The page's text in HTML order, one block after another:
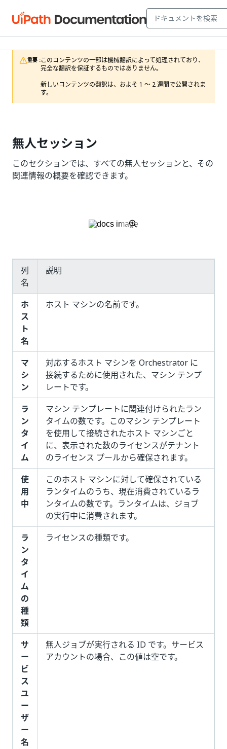
重要 :このコンテンツの一部は機械翻訳によって処理されており、
完全な翻訳を保証するものではありません。
新しいコンテンツの翻訳は、およそ 1 ～ 2 週間で公開されま
す。
無人セッション
このセクションでは、すべての無人セッションと、その
関連情報の概要を確認できます。
列
名
説明
ホ
ス
ト
名
ホスト マシンの名前です。
マ
シ
ン
対応するホスト マシンを Orchestrator に
接続するために使用された、マシン テンプ
レートです。
ラ
ン
タ
イ
ム
マシン テンプレートに関連付けられたラン
タイムの数です。このマシン テンプレート
を使用して接続されたホスト マシンごと
に、表示された数のライセンスがテナント
のライセンス プールから確保されます。
使
用
中
このホスト マシンに対して確保されている
ランタイムのうち、現在消費されているラ
ンタイムの数です。ランタイムは、ジョブ
の実行中に消費されます。
ラ
ン
タ
イ
ム
の
種
類
ライセンスの種類です。
サ
ー
ビ
ス
ユ
ー
ザ
ー
名
無人ジョブが実行される ID です。サービス
アカウントの場合、この値は空です。